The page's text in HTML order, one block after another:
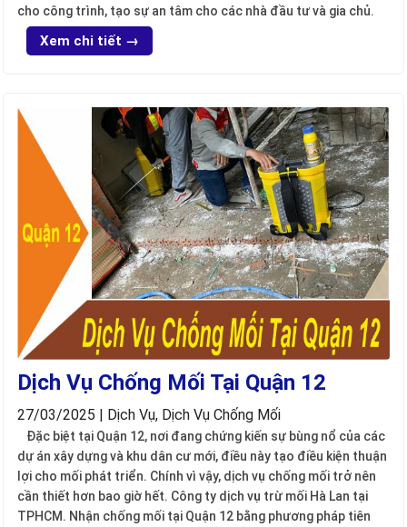
cho công trình, tạo sự an tâm cho các nhà đầu tư và gia chủ.
Xem chi tiết →
Dịch Vụ Chống Mối Tại Quận 12
27/03/2025 | Dịch Vụ, Dịch Vụ Chống Mối
Đặc biệt tại Quận 12, nơi đang chứng kiến sự bùng nổ của các
dự án xây dựng và khu dân cư mới, điều này tạo điều kiện thuận
lợi cho mối phát triển. Chính vì vậy, dịch vụ chống mối trở nên
cần thiết hơn bao giờ hết. Công ty dịch vụ trừ mối Hà Lan tại
TPHCM. Nhận chống mối tại Quận 12 bằng phương pháp tiên